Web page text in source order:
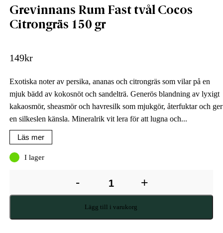
Grevinnans Rum Fast tvål Cocos
Citrongräs 150 gr
149kr
Exotiska noter av persika, ananas och citrongräs som vilar på en
mjuk bädd av kokosnöt och sandelträ. Generös blandning av lyxigt
kakaosmör, sheasmör och havresilk som mjukgör, återfuktar och ger
en silkeslen känsla. Mineralrik vit lera för att lugna och...
Läs mer
I lager
- +
Lägg till i varukorg